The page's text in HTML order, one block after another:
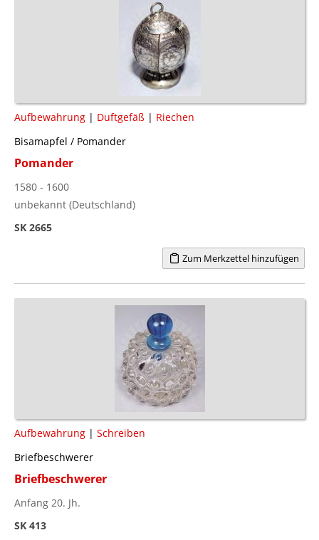
Aufbewahrung | Duftgefäß | Riechen
Bisamapfel / Pomander
Pomander
1580 - 1600
unbekannt (Deutschland)
SK 2665
Zum Merkzettel hinzufügen
Aufbewahrung | Schreiben
Briefbeschwerer
Briefbeschwerer
Anfang 20. Jh.
SK 413